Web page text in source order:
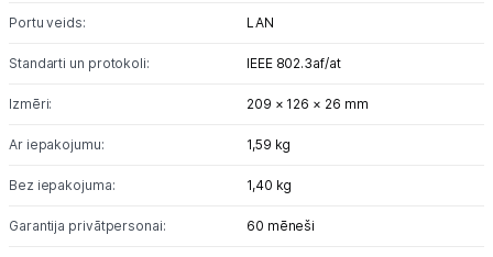
Informācija
Portu veids: LAN
Standarti un protokoli: IEEE 802.3af/at
Izmēri: 209 × 126 × 26 mm
Ar iepakojumu: 1,59 kg
Bez iepakojuma: 1,40 kg
Garantija privātpersonai: 60 mēneši